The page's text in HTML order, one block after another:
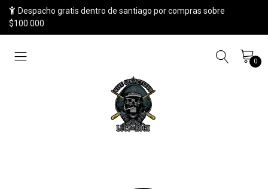
Despacho gratis dentro de santiago por compras sobre
$100.000
0